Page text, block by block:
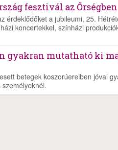
fesztivál az Őrségben
érdeklődőket a jubileumi, 25.
koncertekkel, színházi
gyakran mutatható ki
betegek koszorúereiben jóval